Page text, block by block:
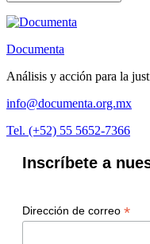
Documenta
Análisis y acción para la
info@documenta.org.mx
Tel. (+52) 55 5652-7366
Inscríbete a
Dirección de correo *